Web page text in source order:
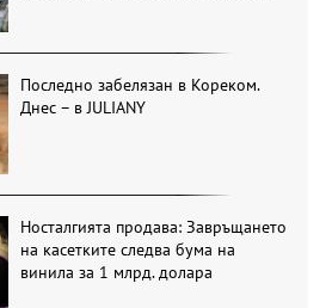
Последно забелязан в Кореком.
Днес – в JULIANY
Носталгията продава: Завръщането
на касетките следва бума на
винила за 1 млрд. долара